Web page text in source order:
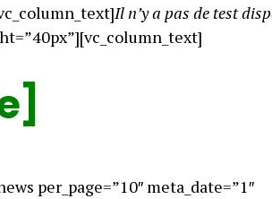
Il n’y a pas de test
per_page=”10″ meta_date=”1″